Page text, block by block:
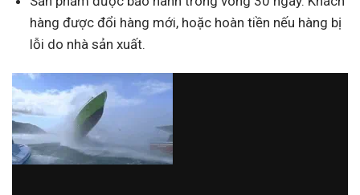
hàng được đổi hàng mới, hoặc hoàn tiền nếu hàng bị
lỗi do nhà sản xuất.